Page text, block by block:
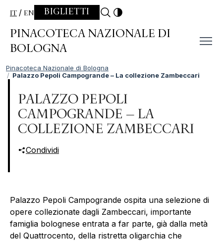
Skip to content
IT EN BIGLIETTI
PINACOTECA NAZIONALE DI
BOLOGNA
Pinacoteca Nazionale di Bologna
Palazzo Pepoli Campogrande – La collezione Zambeccari
PALAZZO PEPOLI
CAMPOGRANDE – LA
COLLEZIONE ZAMBECCARI
Condividi
Palazzo Pepoli Campogrande ospita una selezione di
opere collezionate dagli Zambeccari, importante
famiglia bolognese entrata a far parte, già dalla metà
del Quattrocento, della ristretta oligarchia che